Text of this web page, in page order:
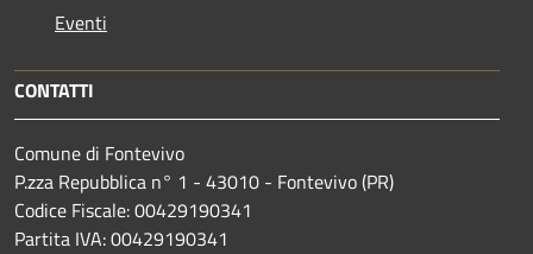
Eventi
CONTATTI
Comune di Fontevivo
P.zza Repubblica n° 1 - 43010 - Fontevivo (PR)
Codice Fiscale: 00429190341
Partita IVA: 00429190341